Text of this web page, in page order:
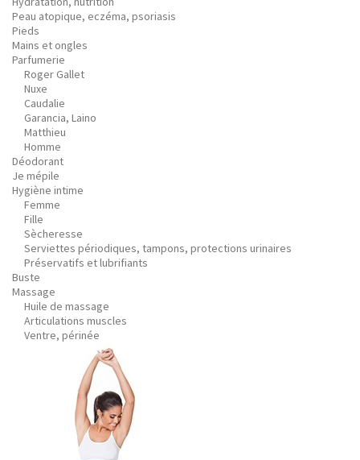
Peau atopique, eczéma, psoriasis
Pieds
Mains et ongles
Parfumerie
Roger Gallet
Nuxe
Caudalie
Garancia, Laino
Matthieu
Homme
Déodorant
Je mépile
Hygiène intime
Femme
Fille
Sècheresse
Serviettes périodiques, tampons, protections urinaires
Préservatifs et lubrifiants
Buste
Massage
Huile de massage
Articulations muscles
Ventre, périnée